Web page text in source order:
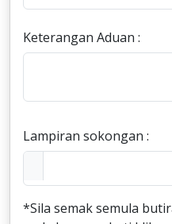
Keterangan Aduan :
Lampiran sokongan :
*Sila semak semula